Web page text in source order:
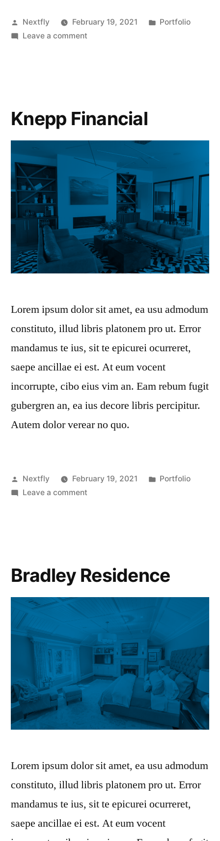
Nextfly February 19, 2021
Portfolio
Leave a comment
Knepp Financial
Lorem ipsum dolor sit amet, ea usu admodum
constituto, illud libris platonem pro ut. Error
mandamus te ius, sit te epicurei ocurreret,
saepe ancillae ei est. At eum vocent
incorrupte, cibo eius vim an. Eam rebum fugit
gubergren an, ea ius decore libris percipitur.
Autem dolor verear no quo.
Nextfly February 19, 2021
Portfolio
Leave a comment
Bradley Residence
Lorem ipsum dolor sit amet, ea usu admodum
constituto, illud libris platonem pro ut. Error
mandamus te ius, sit te epicurei ocurreret,
saepe ancillae ei est. At eum vocent